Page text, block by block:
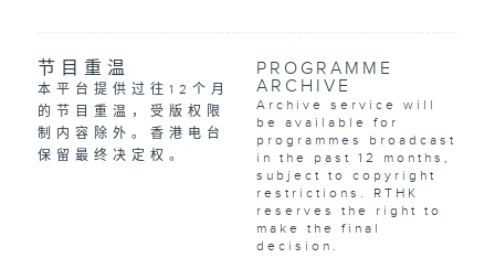
节目重温
本平台提供过往12个月
的节目重温，受版权限
制内容除外。香港电台
保留最终决定权。
PROGRAMME
ARCHIVE
Archive service will
be available for
programmes broadcast
in the past 12 months,
subject to copyright
restrictions. RTHK
reserves the right to
make the final
decision.